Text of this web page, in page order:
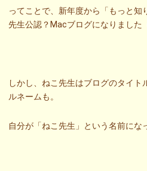
ってことで、新年度から「もっと知
先生公認？Macブログになりました
しかし、ねこ先生はブログのタイト
ルネームも。
自分が「ねこ先生」という名前にな